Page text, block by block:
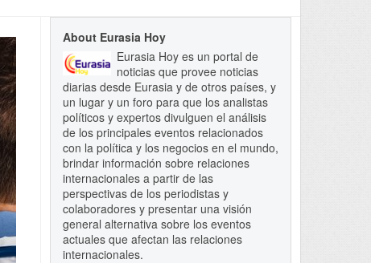
About Eurasia Hoy
Eurasia Hoy es un portal de
noticias que provee noticias
diarias desde Eurasia y de otros países, y
un lugar y un foro para que los analistas
políticos y expertos divulguen el análisis
de los principales eventos relacionados
con la política y los negocios en el mundo,
brindar información sobre relaciones
internacionales a partir de las
perspectivas de los periodistas y
colaboradores y presentar una visión
general alternativa sobre los eventos
actuales que afectan las relaciones
internacionales.